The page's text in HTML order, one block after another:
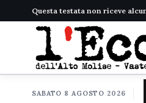
Questa testata non riceve
SABATO 8 AGOSTO 2026